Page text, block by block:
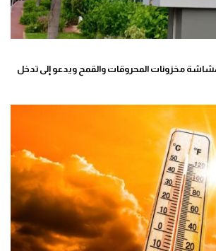
مخزونات المحروقات والقمح ويدعو إلى تدخل